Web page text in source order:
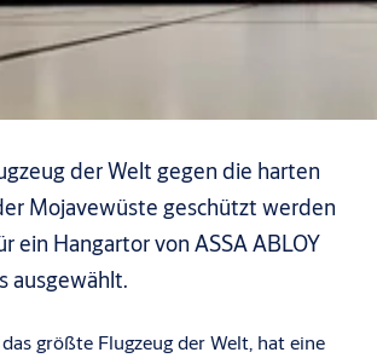
der Welt gegen die harten
Mojavewüste geschützt werden
ein Hangartor von ASSA ABLOY
ausgewählt.
das größte Flugzeug der Welt, hat eine